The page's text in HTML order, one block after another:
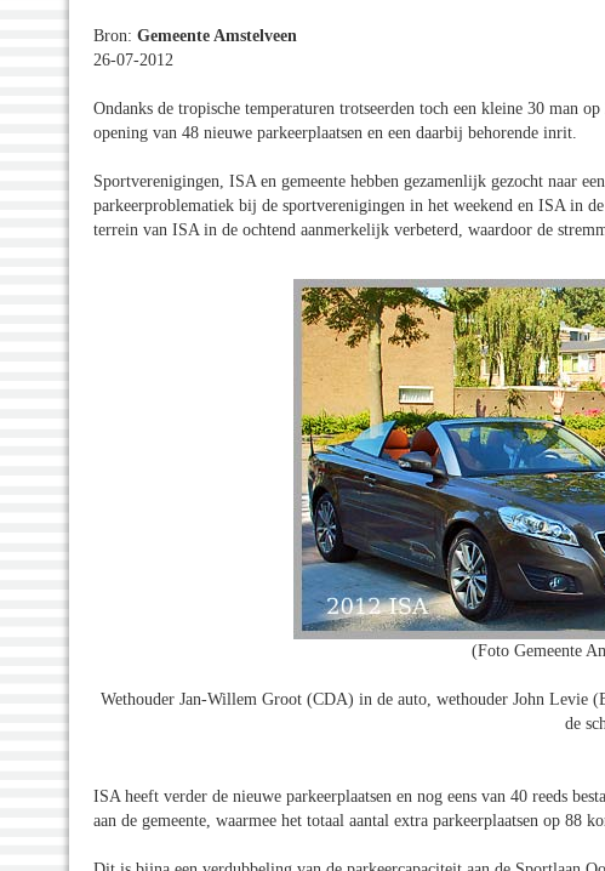
Bron: Gemeente Amstelveen
26-07-2012
Ondanks de tropische temperaturen trotseerden toch een kleine 30 man
opening van 48 nieuwe parkeerplaatsen en een daarbij behorende inrit.
Sportverenigingen, ISA en gemeente hebben gezamenlijk gezocht naar
parkeerproblematiek bij de sportverenigingen in het weekend en ISA in
terrein van ISA in de ochtend aanmerkelijk verbeterd, waardoor de
(Foto Gemeente
Wethouder Jan-Willem Groot (CDA) in de auto, wethouder John Levie
de
ISA heeft verder de nieuwe parkeerplaatsen en nog eens van 40 reeds
aan de gemeente, waarmee het totaal aantal extra parkeerplaatsen op 88